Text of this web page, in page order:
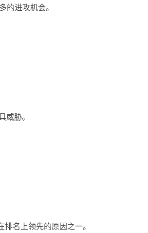
的进攻机会。
胁。
名上领先的原因之一。